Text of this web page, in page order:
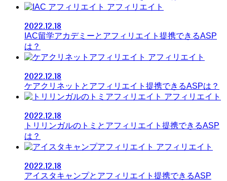
アフィリエイト
2022.12.18
IAC留学アカデミーとアフィリエイト提携できるASP
は？
アフィリエイト
2022.12.18
ケアクリネットとアフィリエイト提携できるASPは？
アフィリエイト
2022.12.18
トリリンガルのトミとアフィリエイト提携できるASP
は？
アフィリエイト
2022.12.18
アイスタキャンプとアフィリエイト提携できるASP